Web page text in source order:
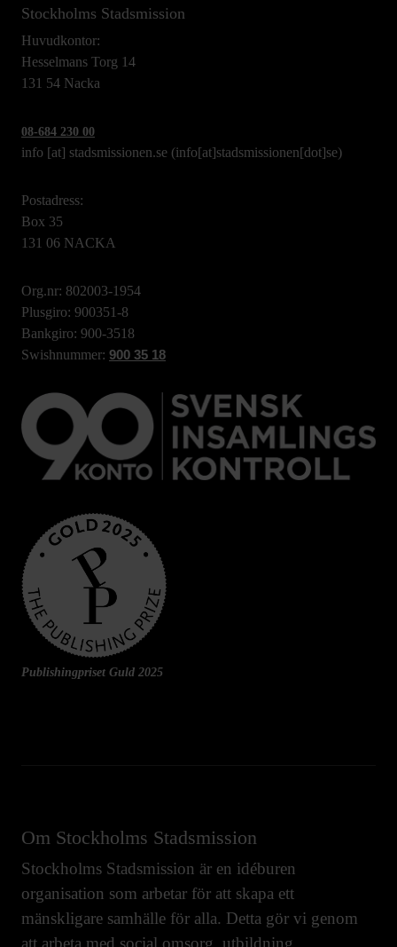
Stockholms Stadsmission
Huvudkontor:
Hesselmans Torg 14
131 54 Nacka
08-684 230 00
info [at] stadsmissionen.se (info[at]stadsmissionen[dot]se)
Postadress:
Box 35
131 06 NACKA
Org.nr: 802003-1954
Plusgiro: 900351-8
Bankgiro: 900-3518
Swishnummer: 900 35 18
Publishingpriset Guld 2025
Om Stockholms Stadsmission
Stockholms Stadsmission är en idéburen
organisation som arbetar för att skapa ett
mänskligare samhälle för alla. Detta gör vi genom
att arbeta med social omsorg utbildning